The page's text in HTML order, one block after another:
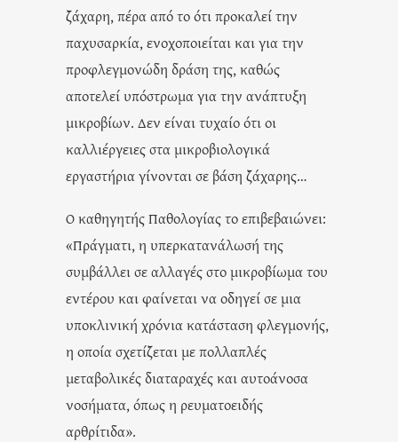
ζάχαρη, πέρα από το ότι προκαλεί την
παχυσαρκία, ενοχοποιείται και για την
προφλεγμονώδη δράση της, καθώς
αποτελεί υπόστρωμα για την ανάπτυξη
μικροβίων. Δεν είναι τυχαίο ότι οι
καλλιέργειες στα μικροβιολογικά
εργαστήρια γίνονται σε βάση ζάχαρης…
Ο καθηγητής Παθολογίας το επιβεβαιώνει:
«Πράγματι, η υπερκατανάλωσή της
συμβάλλει σε αλλαγές στο μικροβίωμα του
εντέρου και φαίνεται να οδηγεί σε μια
υποκλινική χρόνια κατάσταση φλεγμονής,
η οποία σχετίζεται με πολλαπλές
μεταβολικές διαταραχές και αυτοάνοσα
νοσήματα, όπως η ρευματοειδής
αρθρίτιδα».